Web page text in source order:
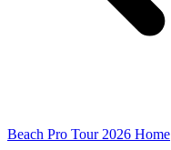
Beach Pro Tour 2026 Home